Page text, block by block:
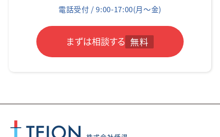
電話受付 / 9:00-17:00(月～金)
まずは相談する 無料